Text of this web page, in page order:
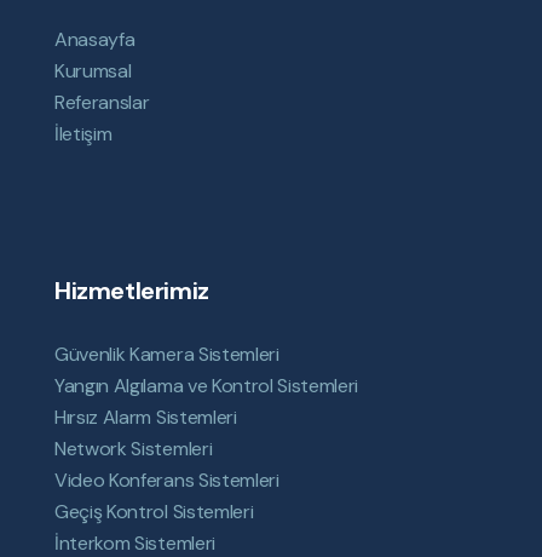
Anasayfa
Kurumsal
Referanslar
İletişim
Hizmetlerimiz
Güvenlik Kamera Sistemleri
Yangın Algılama ve Kontrol Sistemleri
Hırsız Alarm Sistemleri
Network Sistemleri
Video Konferans Sistemleri
Geçiş Kontrol Sistemleri
İnterkom Sistemleri